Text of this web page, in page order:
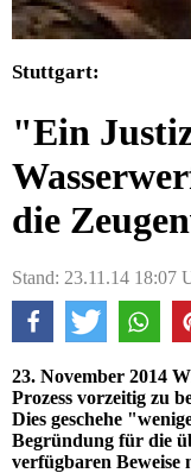
Stuttgart:
"Ein
die
Stand: 23.11.14 18:07
23. November 2014
Prozess vorzeitig zu
Dies geschehe
Begründung für die
verfügbaren Beweise